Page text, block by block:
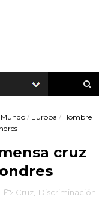
Mundo / Europa / Hombre
cruz
Cruz Discriminación